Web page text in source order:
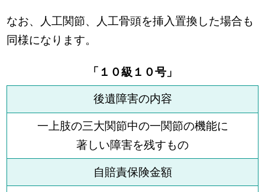
なお、人工関節、人工骨頭を挿入置換した場合も
同様になります。
「１０級１０号」
後遺障害の内容
一上肢の三大関節中の一関節の機能に
著しい障害を残すもの
自賠責保険金額